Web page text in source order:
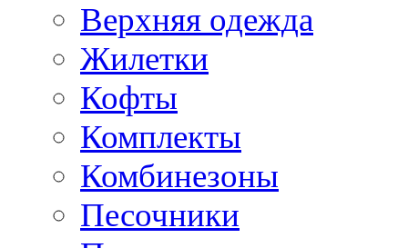
Верхняя одежда
Жилетки
Кофты
Комплекты
Комбинезоны
Песочники